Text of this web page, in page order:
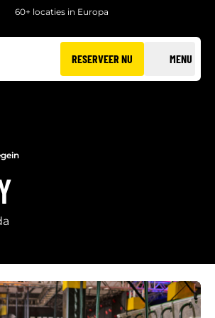
60+ locaties in Europa
RESERVEER NU MENU